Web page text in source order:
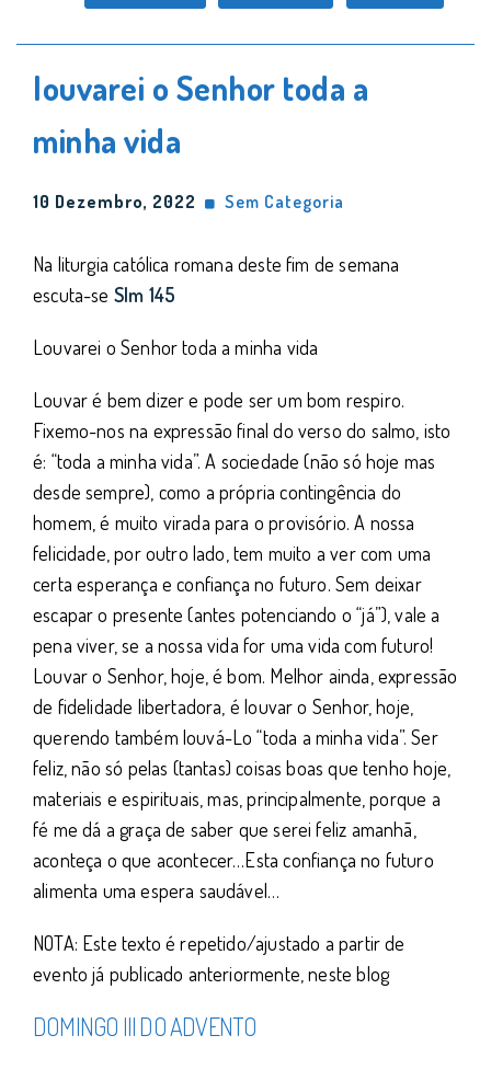
louvarei o Senhor toda a
minha vida
10 Dezembro, 2022 Sem Categoria
Na liturgia católica romana deste fim de semana
escuta-se Slm 145
Louvarei o Senhor toda a minha vida
Louvar é bem dizer e pode ser um bom respiro.
Fixemo-nos na expressão final do verso do salmo, isto
é: “toda a minha vida”. A sociedade (não só hoje mas
desde sempre), como a própria contingência do
homem, é muito virada para o provisório. A nossa
felicidade, por outro lado, tem muito a ver com uma
certa esperança e confiança no futuro. Sem deixar
escapar o presente (antes potenciando o “já”), vale a
pena viver, se a nossa vida for uma vida com futuro!
Louvar o Senhor, hoje, é bom. Melhor ainda, expressão
de fidelidade libertadora, é louvar o Senhor, hoje,
querendo também louvá-Lo “toda a minha vida”. Ser
feliz, não só pelas (tantas) coisas boas que tenho hoje,
materiais e espirituais, mas, principalmente, porque a
fé me dá a graça de saber que serei feliz amanhã,
aconteça o que acontecer…Esta confiança no futuro
alimenta uma espera saudável…
NOTA: Este texto é repetido/ajustado a partir de
evento já publicado anteriormente, neste blog
DOMINGO III DO ADVENTO